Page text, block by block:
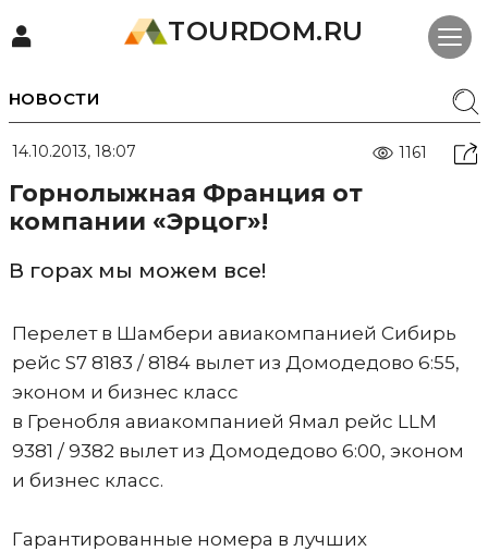
TOURDOM.RU
НОВОСТИ
14.10.2013, 18:07 1161
Горнолыжная Франция от
компании «Эрцог»!
В горах мы можем все!
Перелет в Шамбери авиакомпанией Сибирь
рейс S7 8183 / 8184 вылет из Домодедово 6:55,
эконом и бизнес класс
в Гренобля авиакомпанией Ямал рейс LLM
9381 / 9382 вылет из Домодедово 6:00, эконом
и бизнес класс.
Гарантированные номера в лучших